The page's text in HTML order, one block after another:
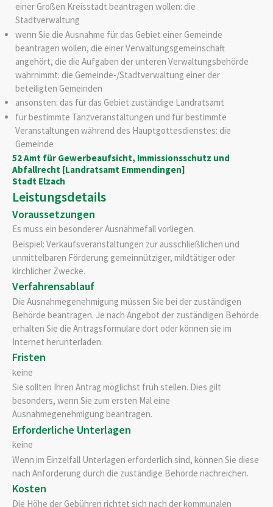
einer Großen Kreisstadt beantragen wollen: die
Stadtverwaltung
wenn Sie die Ausnahme für das Gebiet einer Gemeinde
beantragen wollen, die einer Verwaltungsgemeinschaft
angehört, die die Aufgaben der unteren Verwaltungsbehörde
wahrnimmt: die Gemeinde-/Stadtverwaltung einer der
beteiligten Gemeinden
ansonsten: das für das Gebiet zuständige Landratsamt
für bestimmte Tanzveranstaltungen und für bestimmte
Veranstaltungen während des Hauptgottesdienstes: die
Gemeinde
52 Amt für Gewerbeaufsicht, Immissionsschutz und
Abfallrecht [Landratsamt Emmendingen]
Stadt Elzach
Leistungsdetails
Voraussetzungen
Es muss ein besonderer Ausnahmefall vorliegen.
Beispiel: Verkaufsveranstaltungen zur ausschließlichen und
unmittelbaren Förderung gemeinnütziger, mildtätiger oder
kirchlicher Zwecke.
Verfahrensablauf
Die Ausnahmegenehmigung müssen Sie bei der zuständigen
Behörde beantragen. Je nach Angebot der zuständigen Behörde
erhalten Sie die Antragsformulare dort oder können sie im
Internet herunterladen.
Fristen
keine
Sie sollten Ihren Antrag möglichst früh stellen. Dies gilt
besonders, wenn Sie zum ersten Mal eine
Ausnahmegenehmigung beantragen.
Erforderliche Unterlagen
keine
Wenn im Einzelfall Unterlagen erforderlich sind, können Sie diese
nach Anforderung durch die zuständige Behörde nachreichen.
Kosten
Die Höhe der Gebühren richtet sich nach der kommunalen